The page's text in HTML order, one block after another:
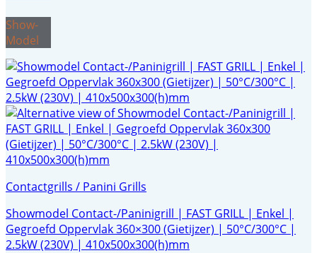
Show-
Model
Contactgrills / Panini Grills
Showmodel Contact-/Paninigrill | FAST GRILL | Enkel |
Gegroefd Oppervlak 360×300 (Gietijzer) | 50°C/300°C |
2.5kW (230V) | 410x500x300(h)mm